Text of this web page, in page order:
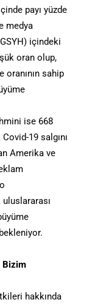
payı yüzde
medya
içindeki
oran olup,
oranının sahip
ise 668
19 salgını
Amerika ve
Bizim
hakkında